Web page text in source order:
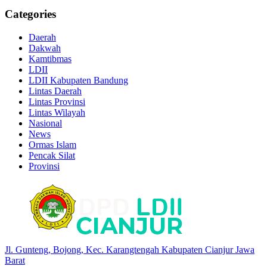
Categories
Daerah
Dakwah
Kamtibmas
LDII
LDII Kabupaten Bandung
Lintas Daerah
Lintas Provinsi
Lintas Wilayah
Nasional
News
Ormas Islam
Pencak Silat
Provinsi
Jl. Gunteng, Bojong, Kec. Karangtengah Kabupaten Cianjur Jawa
Barat